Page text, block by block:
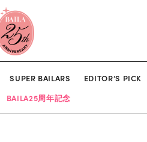
SUPER BAILARS EDITOR’S PICK
BAILA25周年記念